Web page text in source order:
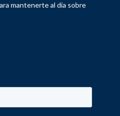
mantenerte al día sobre